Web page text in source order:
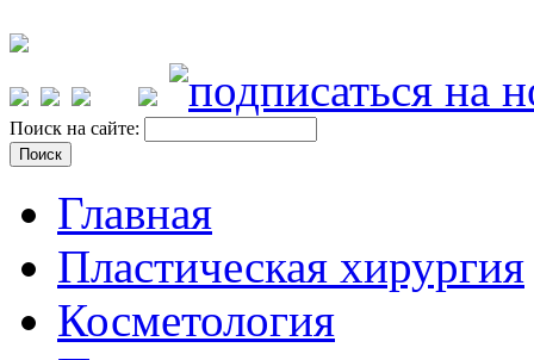
Поиск на сайте:
Главная
Пластическая хирургия
Косметология